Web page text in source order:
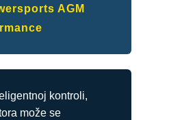
AGM
kontroli,
može se